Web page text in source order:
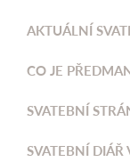
AKTUÁLNÍ
CO JE
SVATEBNÍ
SVATEBNÍ